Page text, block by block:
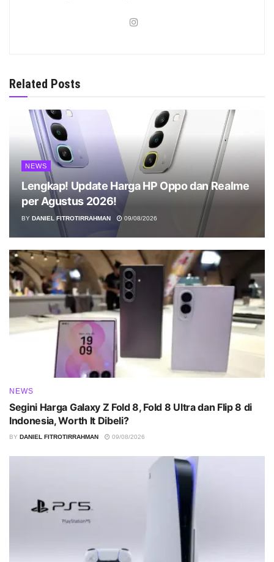
Related Posts
NEWS
Lengkap! Update Harga HP Oppo dan Realme
per Agustus 2026!
BY DANIEL FITROTIRRAHMAN 09/08/2026
NEWS
Segini Harga Galaxy Z Fold 8, Fold 8 Ultra dan Flip 8 di
Indonesia, Worth It Dibeli?
BY DANIEL FITROTIRRAHMAN 09/08/2026